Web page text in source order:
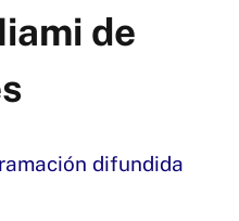
de
difundida